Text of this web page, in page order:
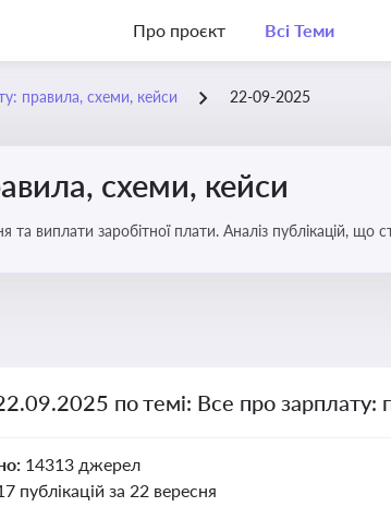
Про проєкт Всі Теми
правила, схеми, кейси 22-09-2025
схеми, кейси
та виплати заробітної плати. Аналіз публікацій, що
по темі: Все про зарплату:
14313 джерел
публікацій за 22 вересня